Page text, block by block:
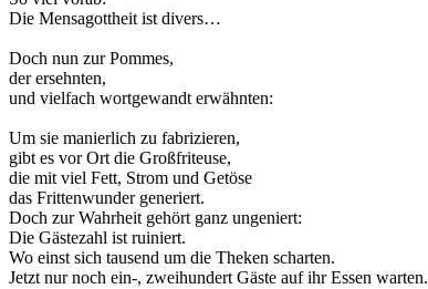
Die Mensagottheit ist divers…
Doch nun zur Pommes,
der ersehnten,
und vielfach wortgewandt erwähnten:
Um sie manierlich zu fabrizieren,
gibt es vor Ort die Großfriteuse,
die mit viel Fett, Strom und Getöse
das Frittenwunder generiert.
Doch zur Wahrheit gehört ganz ungeniert:
Die Gästezahl ist ruiniert.
Wo einst sich tausend um die Theken scharten.
Jetzt nur noch ein-, zweihundert Gäste auf ihr Essen warten.